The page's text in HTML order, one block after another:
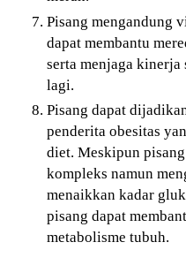
Pisang mengandung
dapat membantu
serta menjaga
lagi.
Pisang dapat
penderita obesitas
diet. Meskipun
kompleks namun
menaikkan kadar
pisang dapat
metabolisme tubuh.